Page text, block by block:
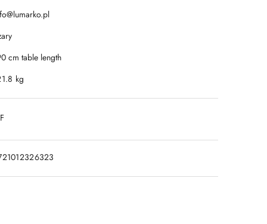
cm table length
kg